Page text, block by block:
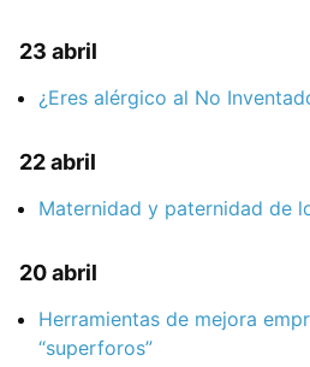
23 abril
¿Eres alérgico al No
22 abril
Maternidad y paternidad de
20 abril
Herramientas de mejora
“superforos”